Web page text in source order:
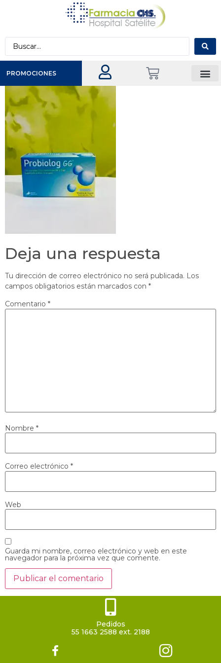
PROMOCIONES
Deja una respuesta
Tu dirección de correo electrónico no será publicada. Los
campos obligatorios están marcados con *
Comentario *
Nombre *
Correo electrónico *
Web
Guarda mi nombre, correo electrónico y web en este
navegador para la próxima vez que comente.
Pedidos
55 1663 2588 ext. 2188